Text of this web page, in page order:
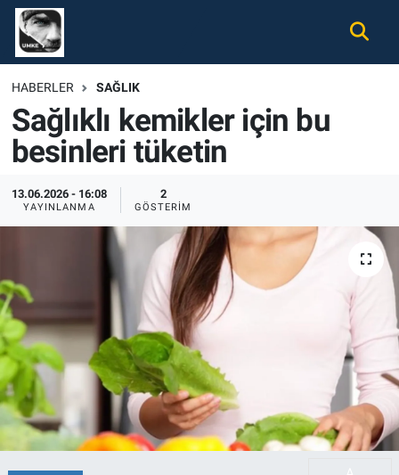
HABERLER SAĞLIK
Sağlıklı kemikler için bu
besinleri tüketin
13.06.2026 - 16:08
YAYINLANMA
2
GÖSTERIM
Gündem
Ekonomi
Spor
Magazin
Tüm Haberler
Künye
Nöbetçi Eczaneler
Hava Durumu
Namaz Vakitleri
Trafik Durumu
Süper Lig Puan Durumu ve Fikstür
Tüm Manşetler
Son Dakika Haberleri
Haber Arşivi